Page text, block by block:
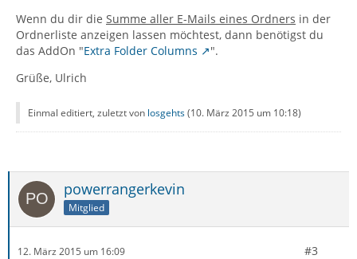
Wenn du dir die Summe aller E-Mails eines Ordners in der
Ordnerliste anzeigen lassen möchtest, dann benötigst du
das AddOn "Extra Folder Columns
".
Grüße, Ulrich
Einmal editiert, zuletzt von losgehts(10. März 2015 um 10:18)
powerrangerkevin
Mitglied
12. März 2015 um 16:09 #3